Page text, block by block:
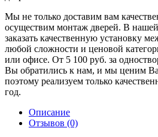
Мы не только доставим вам
осуществим монтаж дверей. В
заказать качественную установку
любой сложности и ценовой
или офисе. От 5 100 руб. за
Вы обратились к нам, и мы ценим
поэтому реализуем только
год.
Описание
Отзывов (0)